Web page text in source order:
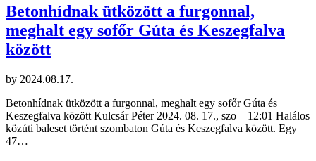
Betonhídnak ütközött a furgonnal,
meghalt egy sofőr Gúta és Keszegfalva
között
by 2024.08.17.
Betonhídnak ütközött a furgonnal, meghalt egy sofőr Gúta és
Keszegfalva között Kulcsár Péter 2024. 08. 17., szo – 12:01 Halálos
közúti baleset történt szombaton Gúta és Keszegfalva között. Egy
47…